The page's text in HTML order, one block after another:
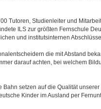
Tutoren, Studienleiter und
ILS zur größten Fernschule
und institutsinternen
die mit Abstand
darauf achten, bei welchem
setzen auf die Qualität unserer
Kinder im Ausland per